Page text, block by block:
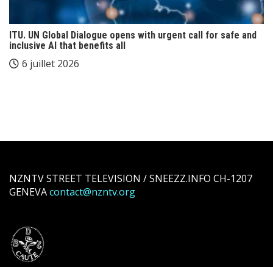
ITU. UN Global Dialogue opens with urgent call for safe and
inclusive AI that benefits all
6 juillet 2026
NZNTV STREET TELEVISION / SNEEZZ.INFO CH-1207
GENEVAcontact@nzntv.org